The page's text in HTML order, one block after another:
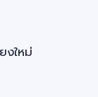
งใหม่